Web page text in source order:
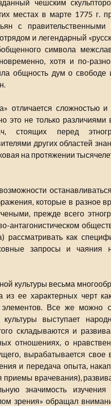
чешским
местах в марте 1775 г.
с
и легендарный
символа
хотя и по-
общность дум о
отличается сложностью
это не только
стоящих перед
других областей
на протяжении
которые в разное
прежде всего
антагонистическом
рассматривать как
запросы и чаяния
культуры весьма
ее характерных черт
Все же можно
выступает
складываются и
отношениях, о
вырабатывается
и передача опыта,
приемы врачевания),
значимость изучения
зрения» обращал